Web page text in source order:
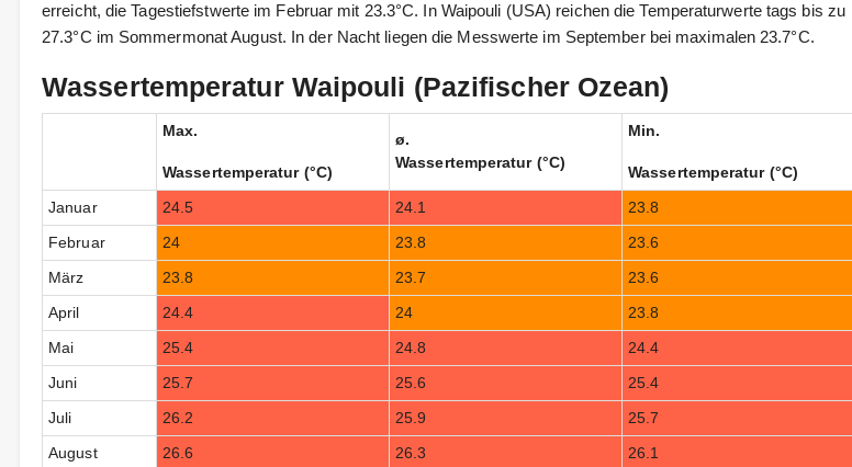
erreicht, die Tagestiefstwerte im Februar mit 23.3°C. In Waipouli (USA) reichen die Temperaturwerte tags bis zu
27.3°C im Sommermonat August. In der Nacht liegen die Messwerte im September bei maximalen 23.7°C.
Wassertemperatur Waipouli (Pazifischer Ozean)
Max.
Wassertemperatur (°C)
ø.
Wassertemperatur (°C)
Min.
Wassertemperatur (°C)
Januar 24.5 24.1 23.8
Februar 24 23.8 23.6
März 23.8 23.7 23.6
April 24.4 24 23.8
Mai 25.4 24.8 24.4
Juni 25.7 25.6 25.4
Juli 26.2 25.9 25.7
August 26.6 26.3 26.1